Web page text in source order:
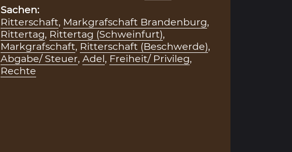
Sachen:
Ritterschaft, Markgrafschaft Brandenburg,
Rittertag, Rittertag (Schweinfurt),
Markgrafschaft, Ritterschaft (Beschwerde),
Abgabe/ Steuer, Adel, Freiheit/ Privileg,
Rechte